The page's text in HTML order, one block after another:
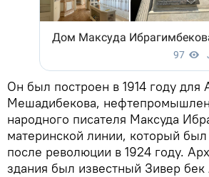
Он был построен в 1914 году для
Мешадибекова,
народного писателя Максуда
материнской линии, который был
после революции в 1924 году.
здания был известный Зивер